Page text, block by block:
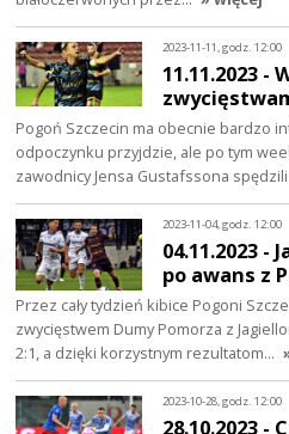
2023-11-11, godz. 12:00
11.11.2023 -
Pogoń Szczecin ma obecnie bardzo
odpoczynku przyjdzie, ale po tym
zawodnicy Jensa Gustafssona
2023-11-04, godz. 12:00
04.11.2023 -
po awans z
Przez cały tydzień kibice Pogoni
zwycięstwem Dumy Pomorza z
2:1, a dzięki korzystnym rezultatom…
2023-10-28, godz. 12:00
28.10.2023 -